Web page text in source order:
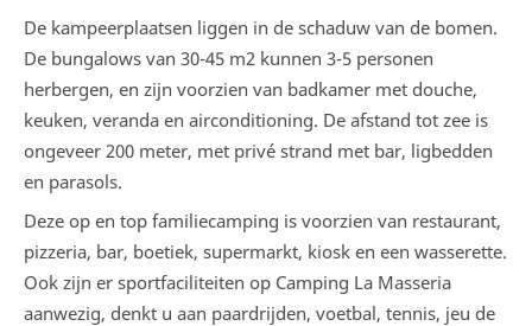
De kampeerplaatsen liggen in de schaduw van de bomen.
De bungalows van 30-45 m2 kunnen 3-5 personen
herbergen, en zijn voorzien van badkamer met douche,
keuken, veranda en airconditioning. De afstand tot zee is
ongeveer 200 meter, met privé strand met bar, ligbedden
en parasols.
Deze op en top familiecamping is voorzien van restaurant,
pizzeria, bar, boetiek, supermarkt, kiosk en een wasserette.
Ook zijn er sportfaciliteiten op Camping La Masseria
aanwezig, denkt u aan paardrijden, voetbal, tennis, jeu de